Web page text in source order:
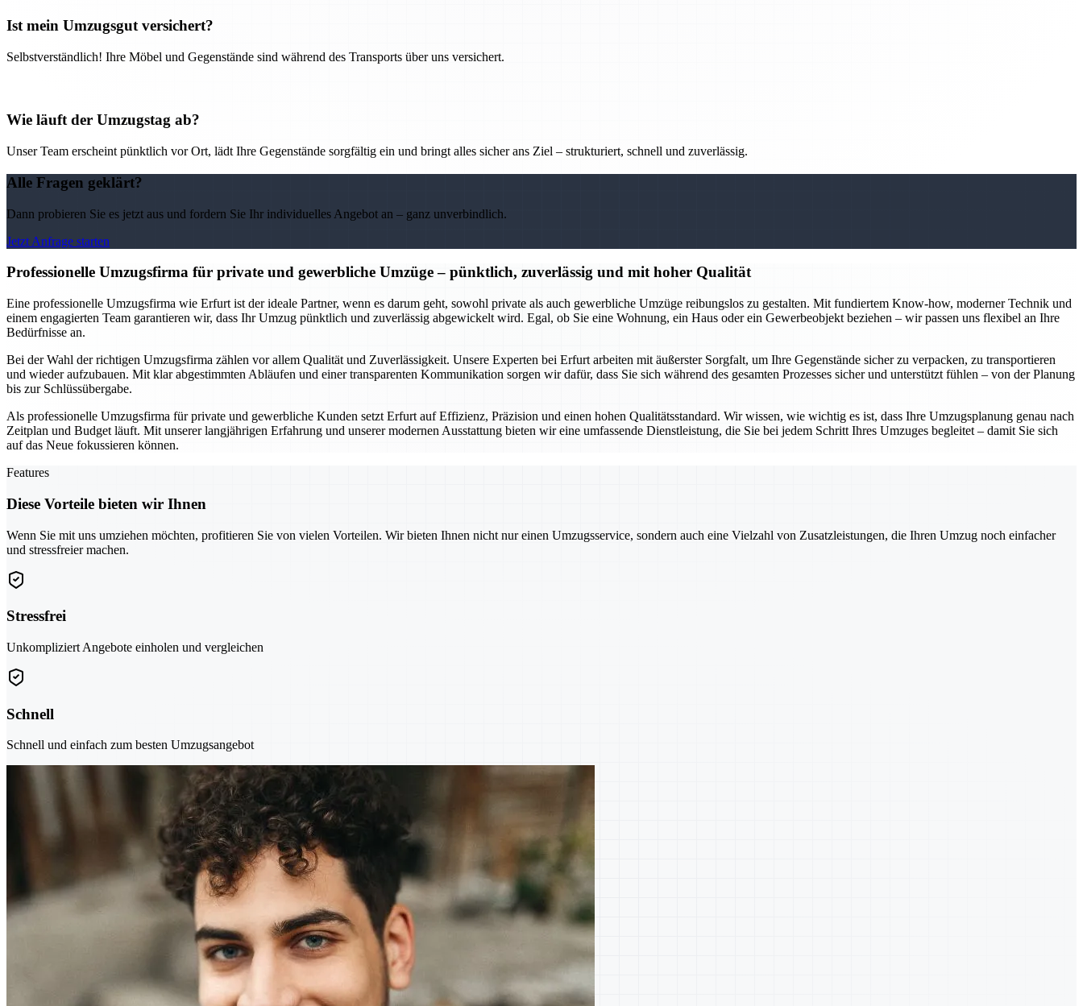
Ist mein Umzugsgut versichert?
Selbstverständlich! Ihre Möbel und Gegenstände sind während des Transports über uns versichert.
Wie läuft der Umzugstag ab?
Unser Team erscheint pünktlich vor Ort, lädt Ihre Gegenstände sorgfältig ein und bringt alles sicher ans Ziel – strukturiert, schnell und zuverlässig.
Alle Fragen geklärt?
Dann probieren Sie es jetzt aus und fordern Sie Ihr individuelles Angebot an – ganz unverbindlich.
Jetzt Anfrage starten
Professionelle Umzugsfirma für private und gewerbliche Umzüge – pünktlich, zuverlässig und mit hoher Qualität
Eine professionelle Umzugsfirma wie Erfurt ist der ideale Partner, wenn es darum geht, sowohl private als auch gewerbliche Umzüge reibungslos zu gestalten. Mit fundiertem Know-how, moderner Technik und
einem engagierten Team garantieren wir, dass Ihr Umzug pünktlich und zuverlässig abgewickelt wird. Egal, ob Sie eine Wohnung, ein Haus oder ein Gewerbeobjekt beziehen – wir passen uns flexibel an Ihre
Bedürfnisse an.
Bei der Wahl der richtigen Umzugsfirma zählen vor allem Qualität und Zuverlässigkeit. Unsere Experten bei Erfurt arbeiten mit äußerster Sorgfalt, um Ihre Gegenstände sicher zu verpacken, zu transportieren
und wieder aufzubauen. Mit klar abgestimmten Abläufen und einer transparenten Kommunikation sorgen wir dafür, dass Sie sich während des gesamten Prozesses sicher und unterstützt fühlen – von der Planung
bis zur Schlüssübergabe.
Als professionelle Umzugsfirma für private und gewerbliche Kunden setzt Erfurt auf Effizienz, Präzision und einen hohen Qualitätsstandard. Wir wissen, wie wichtig es ist, dass Ihre Umzugsplanung genau nach
Zeitplan und Budget läuft. Mit unserer langjährigen Erfahrung und unserer modernen Ausstattung bieten wir eine umfassende Dienstleistung, die Sie bei jedem Schritt Ihres Umzuges begleitet – damit Sie sich
auf das Neue fokussieren können.
Features
Diese Vorteile bieten wir Ihnen
Wenn Sie mit uns umziehen möchten, profitieren Sie von vielen Vorteilen. Wir bieten Ihnen nicht nur einen Umzugsservice, sondern auch eine Vielzahl von Zusatzleistungen, die Ihren Umzug noch einfacher
und stressfreier machen.
Stressfrei
Unkompliziert Angebote einholen und vergleichen
Schnell
Schnell und einfach zum besten Umzugsangebot